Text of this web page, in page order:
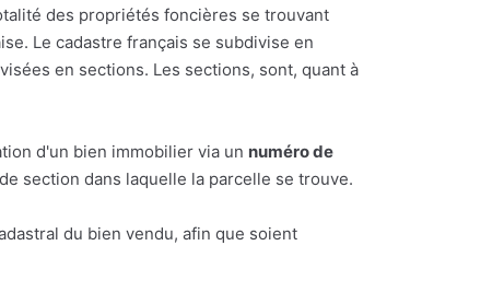
des propriétés foncières se trouvant
Le cadastre français se subdivise en
en sections. Les sections, sont, quant à
d'un bien immobilier via un numéro de
section dans laquelle la parcelle se trouve.
du bien vendu, afin que soient